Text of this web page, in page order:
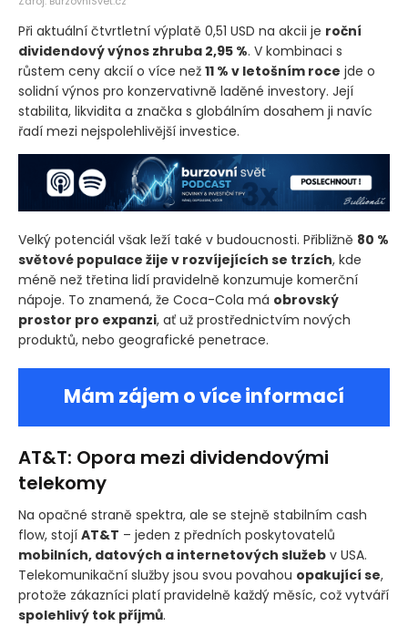
Při aktuální čtvrtletní výplatě 0,51 USD na akcii je roční
dividendový výnos zhruba 2,95 %. V kombinaci s
růstem ceny akcií o více než 11 % v letošním roce jde o
solidní výnos pro konzervativně laděné investory. Její
stabilita, likvidita a značka s globálním dosahem ji navíc
řadí mezi nejspolehlivější investice.
Velký potenciál však leží také v budoucnosti. Přibližně 80 %
světové populace žije v rozvíjejících se trzích, kde
méně než třetina lidí pravidelně konzumuje komerční
nápoje. To znamená, že Coca-Cola má obrovský
prostor pro expanzi, ať už prostřednictvím nových
produktů, nebo geografické penetrace.
Mám zájem o více informací
AT&T: Opora mezi dividendovými
telekomy
Na opačné straně spektra, ale se stejně stabilním cash
flow, stojí AT&T – jeden z předních poskytovatelů
mobilních, datových a internetových služeb v USA.
Telekomunikační služby jsou svou povahou opakující se,
protože zákazníci platí pravidelně každý měsíc, což vytváří
spolehlivý tok příjmů.